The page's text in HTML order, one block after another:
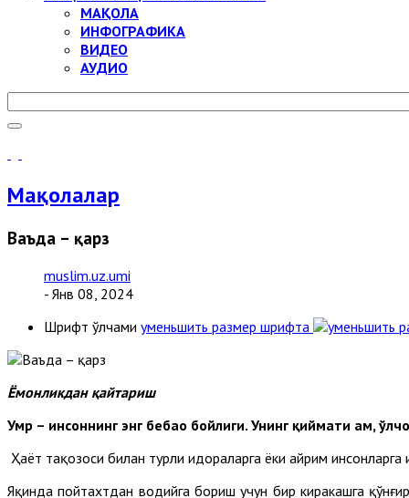
МАҚОЛА
ИНФОГРАФИКА
ВИДЕО
АУДИО
Мақолалар
Ваъда – қарз
muslim.uz.umi
- Янв 08, 2024
Шрифт ўлчами уменьшить размер шрифта
Ёмонликдан қайтариш
Умр – инсоннинг энг бебаҳо бойлиги. Унинг қиймати ҳам,
Ҳаёт тақозоси билан турли идораларга ёки айрим
Яқинда пойтахтдан водийга бориш учун бир киракашга